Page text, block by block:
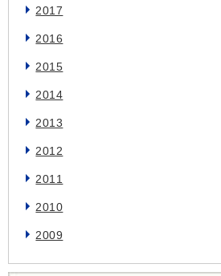
2017
2016
2015
2014
2013
2012
2011
2010
2009